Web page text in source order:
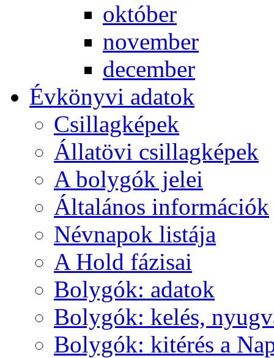
ok­tó­ber
no­vem­ber
de­cem­ber
Év­köny­vi ada­tok
Csil­lag­ké­pek
Ál­lat­övi csil­lag­ké­pek
A boly­gók je­lei
Ál­ta­lá­nos in­for­má­ci­ók
Név­na­pok lis­tá­ja
A Hold fá­zi­sai
Boly­gók: ada­tok
Boly­gók: ke­lés,
Boly­gók: ki­té­rés a